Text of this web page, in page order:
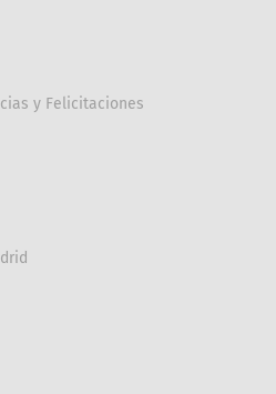
y Felicitaciones